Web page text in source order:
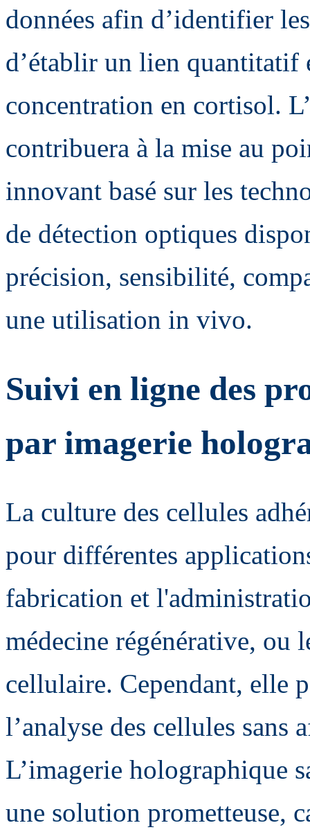
données afin d’identifier
d’établir un lien quantitatif
concentration en cortisol.
contribuera à la mise au
innovant basé sur les
de détection optiques
précision, sensibilité,
une utilisation in vivo.
Suivi en ligne des
par imagerie
La culture des cellules
pour différentes
fabrication et
médecine régénérative,
cellulaire. Cependant, elle
l’analyse des cellules sans
L’imagerie holographique
une solution prometteuse,